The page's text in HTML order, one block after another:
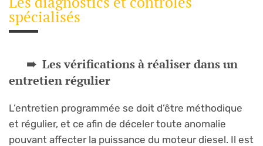
spécialisés
Les vérifications à réaliser dans un
entretien régulier
L’entretien programmée se doit d’être méthodique
et régulier, et ce afin de déceler toute anomalie
pouvant affecter la puissance du moteur diesel. Il est